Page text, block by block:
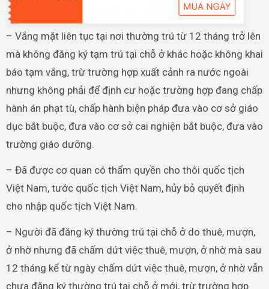
– Vắng mặt liên tục tại nơi thường trú từ 12 tháng trở lên
mà không đăng ký tạm trú tại chỗ ở khác hoặc không khai
báo tạm vắng, trừ trường hợp xuất cảnh ra nước ngoài
nhưng không phải để định cư hoặc trường hợp đang chấp
hành án phạt tù, chấp hành biện pháp đưa vào cơ sở giáo
dục bắt buộc, đưa vào cơ sở cai nghiện bắt buộc, đưa vào
trường giáo dưỡng.
– Đã được cơ quan có thẩm quyền cho thôi quốc tịch
Việt Nam, tước quốc tịch Việt Nam, hủy bỏ quyết định
cho nhập quốc tịch Việt Nam.
– Người đã đăng ký thường trú tại chỗ ở do thuê, mượn,
ở nhờ nhưng đã chấm dứt việc thuê, mượn, ở nhờ mà sau
12 tháng kể từ ngày chấm dứt việc thuê, mượn, ở nhờ vẫn
chưa đăng ký thường trú tại chỗ ở mới, trừ trường hợp